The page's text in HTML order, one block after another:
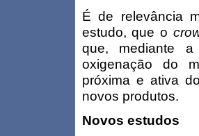
É de relevância
estudo, que o
que, mediante
oxigenação do
próxima e ativa
novos produtos.
Novos estudos